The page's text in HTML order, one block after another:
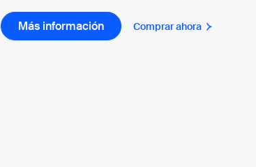
Más información Comprar ahora